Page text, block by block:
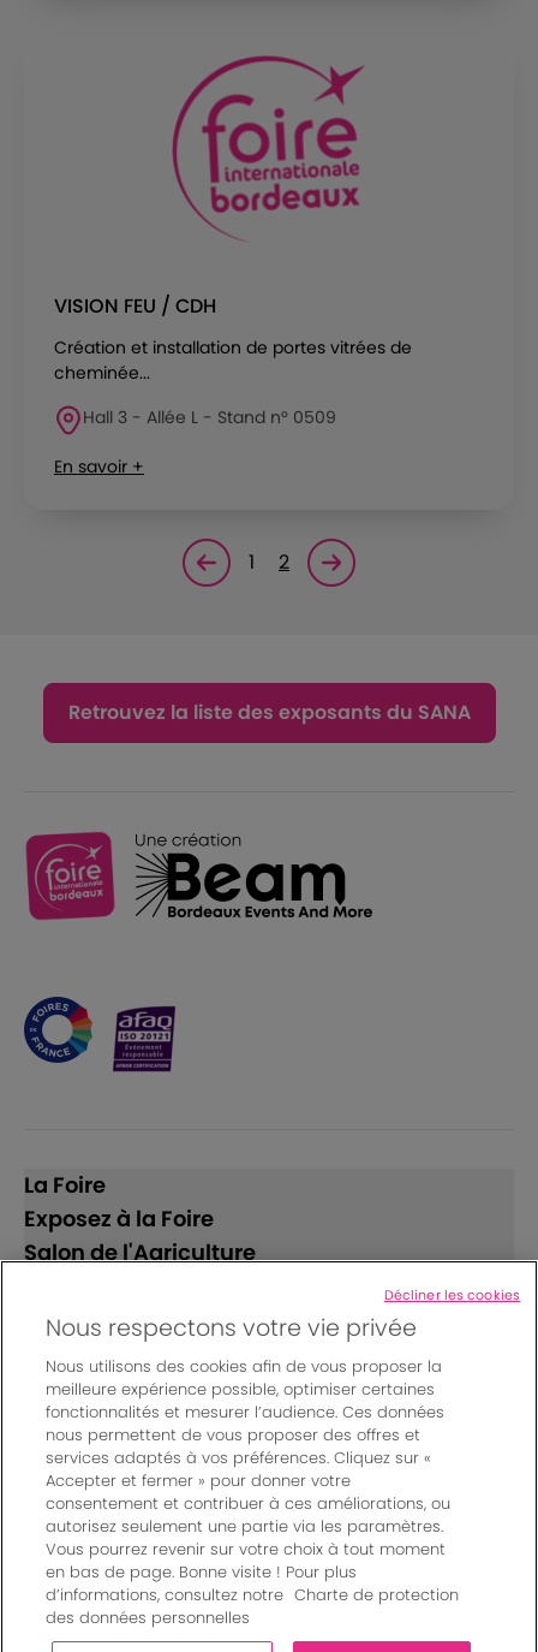
VISION FEU / CDH
Création et installation de portes vitrées de
cheminée...
Hall 3 - Allée L - Stand n° 0509
En savoir +
Page précédente
1 2 Page suivante<
Retrouvez la liste des exposants du SANA
La Foire
Exposez à la Foire
Salon de l'Agriculture
Suivez-nous
© Bordeaux Events And More | Rue Jean Samazeuilh - CS
20088 - 33070 Bordeaux cedex - France
Mentions légales|
Règlement général des manifestations
Un événement organisé par Bordeaux Events And More
Charte de protection des données personnelles
Nous respectons votre vie privée
Nous utilisons des cookies afin de vous proposer la
meilleure expérience possible, optimiser certaines
fonctionnalités et mesurer l’audience. Ces données
nous permettent de vous proposer des offres et
services adaptés à vos préférences. Cliquez sur «
Accepter et fermer » pour donner votre
consentement et contribuer à ces améliorations, ou
autorisez seulement une partie via les paramètres.
Vous pourrez revenir sur votre choix à tout moment
en bas de page. Bonne visite ! Pour plus
d’informations, consultez notre Charte de protection
des données personnelles
Décliner les cookies